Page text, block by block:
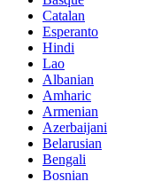
Catalan
Esperanto
Hindi
Lao
Albanian
Amharic
Armenian
Azerbaijani
Belarusian
Bengali
Bosnian